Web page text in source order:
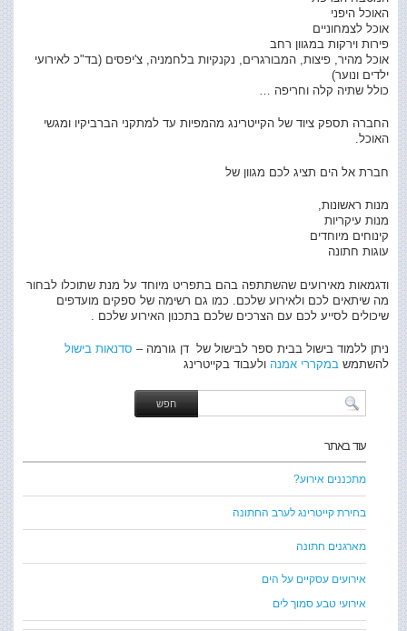
האוכל היפני
אוכל לצמחוניים
פירות וירקות במגוון רחב
אוכל מהיר, פיצות, המבורגרים, נקנקיות בלחמניה, צ'יפסים (בד"כ לאירועי
ילדים ונוער)
כולל שתיה קלה וחריפה …
החברה תספק ציוד של הקייטרינג מהמפיות עד למתקני הברביקיו ומגשי
האוכל.
חברת אל הים תציג לכם מגוון של
מנות ראשונות,
מנות עיקריות
קינוחים מיוחדים
עוגות חתונה
ודגמאות מאירועים שהשתתפה בהם בתפריט מיוחד על מנת שתוכלו לבחור
מה שיתאים לכם ולאירוע שלכם. כמו גם רשימה של ספקים מועדפים
שיכולים לסייע לכם עם הצרכים שלכם בתכנון האירוע שלכם .
ניתן ללמוד בישול בבית ספר לבישול של דן גורמה – סדנאות בישול
להשתמש במקררי אמנה ולעבוד בקייטרינג
עוד באתר
מתכננים אירוע?
בחירת קייטרינג לערב החתונה
מארגנים חתונה
אירועים עסקיים על הים
אירועי טבע סמוך לים